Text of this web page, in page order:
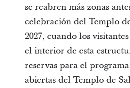
se reabren más zonas
celebración del Templo
2027, cuando los
el interior de esta
reservas para el
abiertas del Templo de